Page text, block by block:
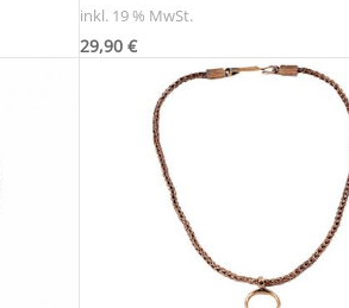
inkl. 19 % MwSt.
29,90 €